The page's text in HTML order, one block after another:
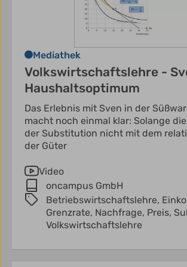
Mediathek
Volkswirtschaftslehre -
Haushaltsoptimum
Das Erlebnis mit Sven in der
macht noch einmal klar: Solange
der Substitution nicht mit dem
der Güter
Video
oncampus GmbH
Betriebswirtschaftslehre,
Grenzrate, Nachfrage, Preis,
Volkswirtschaftslehre